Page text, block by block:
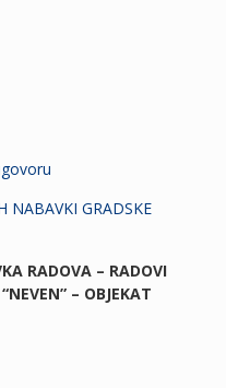
NABAVKI GRADSKE
RADOVA – RADOVI
– OBJEKAT